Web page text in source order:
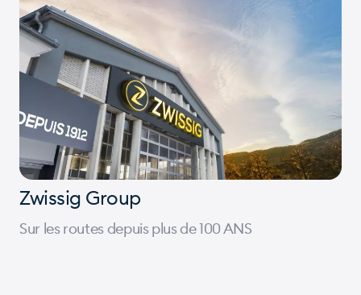
Zwissig Group
Sur les routes depuis plus de 100 ANS